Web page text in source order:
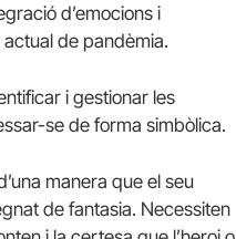
d’emocions i
de pandèmia.
i gestionar les
se de forma simbòlica.
manera que el seu
de fantasia. Necessiten